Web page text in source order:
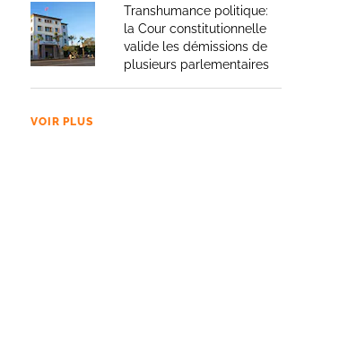
Transhumance politique:
la Cour constitutionnelle
valide les démissions de
plusieurs parlementaires
VOIR PLUS